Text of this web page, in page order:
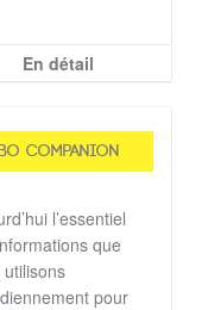
En détail
Companion
l’essentiel
que
utilisons
pour